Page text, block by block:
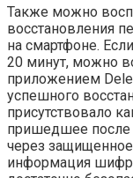
Также можно
восстановления
на смартфоне.
20 минут, можно
приложением
успешного
присутствовало
пришедшее после
через
информация